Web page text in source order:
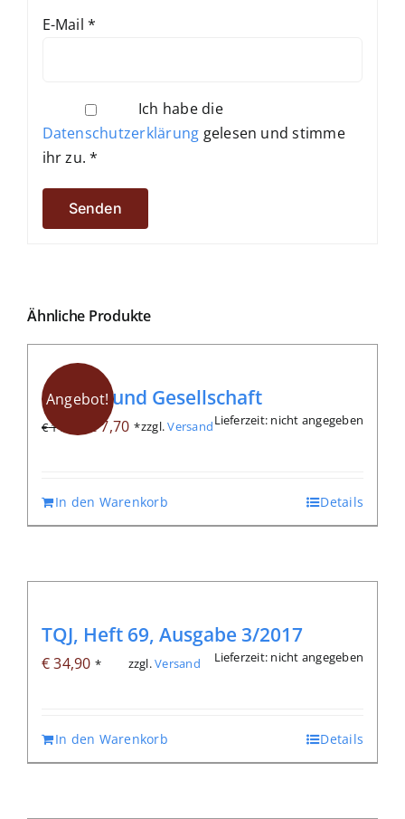
E-Mail*
Ich habe die
Datenschutzerklärung gelesen und stimme
ihr zu. *
Ähnliche Produkte
Angebot!
Qigong und Gesellschaft
€11,00
Ursprünglicher
€ 11,00
€7,70Aktueller
€ 7,70.
*zzgl.VersandLieferzeit: nicht angegeben
In den Warenkorb Details
TQJ, Heft 69, Ausgabe 3/2017
€34,90 * zzgl.Versand Lieferzeit: nicht angegeben
In den Warenkorb Details